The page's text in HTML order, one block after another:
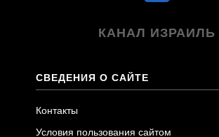
КАНАЛ ИЗРАИЛЬ
СВЕДЕНИЯ О САЙТЕ
Контакты
Условия пользования сайтом